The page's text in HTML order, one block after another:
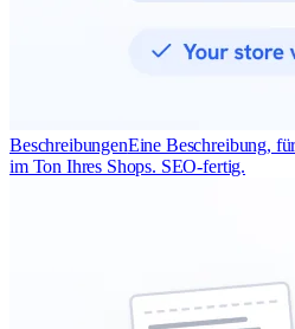
BeschreibungenEine Beschreibung,
im Ton Ihres Shops. SEO-fertig.